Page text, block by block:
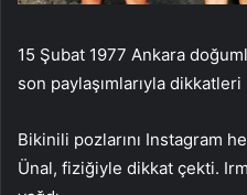
15 Şubat 1977 Ankara
son paylaşımlarıyla
Bikinili pozlarını Instagram
Ünal, fiziğiyle dikkat çekti.